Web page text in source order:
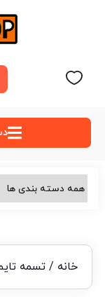
خانه / تسمه